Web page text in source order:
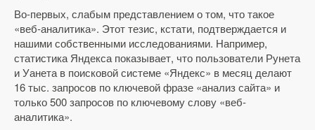
Во-первых, слабым представлением о том, что такое
«веб-аналитика». Этот тезис, кстати, подтверждается и
нашими собственными исследованиями. Например,
статистика Яндекса показывает, что пользователи Рунета
и Уанета в поисковой системе «Яндекс» в месяц делают
16 тыс. запросов по ключевой фразе «анализ сайта» и
только 500 запросов по ключевому слову «веб-
аналитика».